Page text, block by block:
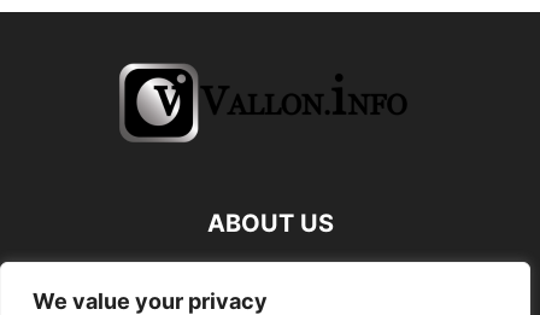
We value your privacy
ABOUT US
FOLLOW US